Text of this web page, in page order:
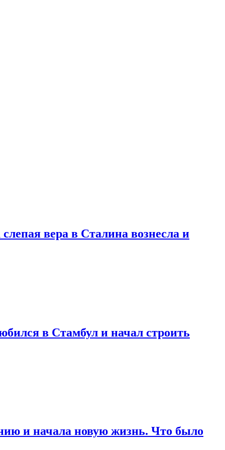
вера в Сталина вознесла и
в Стамбул и начал строить
и начала новую жизнь. Что было